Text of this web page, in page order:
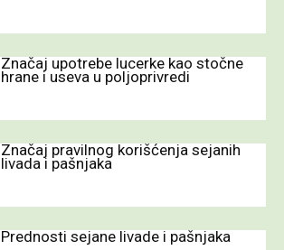
Značaj upotrebe lucerke kao stočne
hrane i useva u poljoprivredi
Značaj pravilnog korišćenja sejanih
livada i pašnjaka
Prednosti sejane livade i pašnjaka